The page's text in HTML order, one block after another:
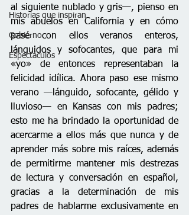
Historias que inspiran
Gobierno
Espectáculos
al siguiente nublado y gris—, pienso en
mis abuelos en California y en cómo
pasé con ellos veranos enteros,
lánguidos y sofocantes, que para mi
«yo» de entonces representaban la
felicidad idílica. Ahora paso ese mismo
verano —lánguido, sofocante, gélido y
lluvioso— en Kansas con mis padres;
esto me ha brindado la oportunidad de
acercarme a ellos más que nunca y de
aprender más sobre mis raíces, además
de permitirme mantener mis destrezas
de lectura y conversación en español,
gracias a la determinación de mis
padres de hablarme exclusivamente en